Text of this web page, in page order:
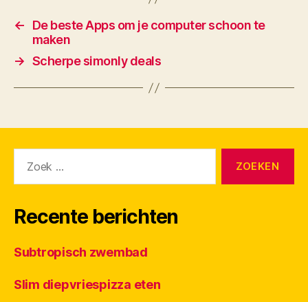
←
De beste Apps om je computer schoon te
maken
→ Scherpe simonly deals
naar:
Recente berichten
Subtropisch zwembad
Slim diepvriespizza eten